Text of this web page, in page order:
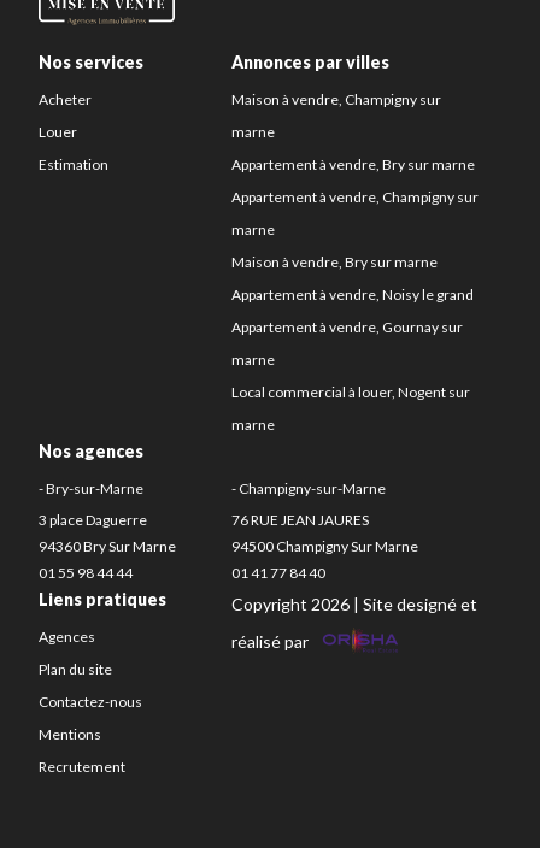
Nos services
Acheter
Louer
Estimation
Annonces par villes
Maison à vendre, Champigny sur
marne
Appartement à vendre, Bry sur marne
Appartement à vendre, Champigny sur
marne
Maison à vendre, Bry sur marne
Appartement à vendre, Noisy le grand
Appartement à vendre, Gournay sur
marne
Local commercial à louer, Nogent sur
marne
Nos agences
- Bry-sur-Marne
3 place Daguerre
94360 Bry Sur Marne
01 55 98 44 44
- Champigny-sur-Marne
76 RUE JEAN JAURES
94500 Champigny Sur Marne
01 41 77 84 40
Liens pratiques
Agences
Plan du site
Contactez-nous
Mentions
Recrutement
Copyright 2026 | Site designé et
réalisé par